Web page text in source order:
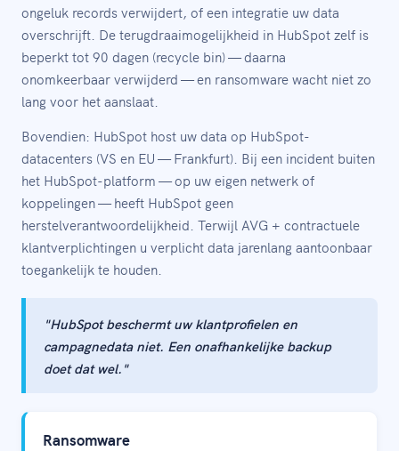
ongeluk records verwijdert, of een integratie uw data
overschrijft. De terugdraaimogelijkheid in HubSpot zelf is
beperkt tot 90 dagen (recycle bin) — daarna
onomkeerbaar verwijderd — en ransomware wacht niet zo
lang voor het aanslaat.
Bovendien: HubSpot host uw data op HubSpot-
datacenters (VS en EU — Frankfurt). Bij een incident buiten
het HubSpot-platform — op uw eigen netwerk of
koppelingen — heeft HubSpot geen
herstelverantwoordelijkheid. Terwijl AVG + contractuele
klantverplichtingen u verplicht data jarenlang aantoonbaar
toegankelijk te houden.
"HubSpot beschermt uw klantprofielen en
campagnedata niet. Een onafhankelijke backup
doet dat wel."
Ransomware